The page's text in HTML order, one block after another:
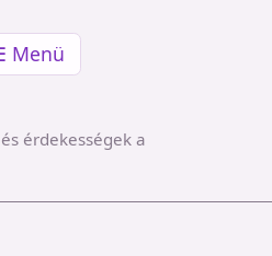
Menü
érdekességek a